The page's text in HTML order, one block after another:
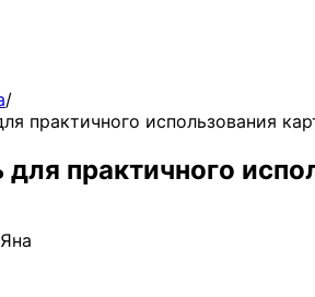
практичного использования
практичного